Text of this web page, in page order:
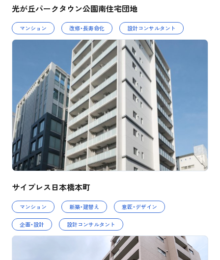
マンション 改修・長寿命化 設計コンサルタント
光が丘パークタウン公園南住宅団地
マンション 新築・建替え 意匠・デザイン
企画・設計 設計コンサルタント
サイプレス日本橋本町